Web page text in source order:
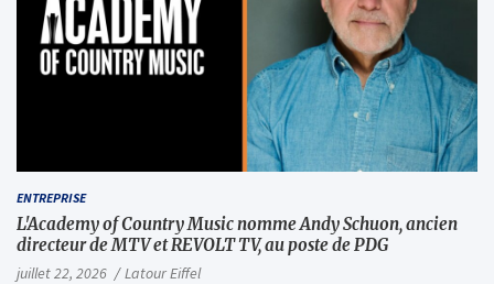
ENTREPRISE
L'Academy of Country Music nomme Andy Schuon, ancien
directeur de MTV et REVOLT TV, au poste de PDG
juillet 22, 2026 Latour Eiffel